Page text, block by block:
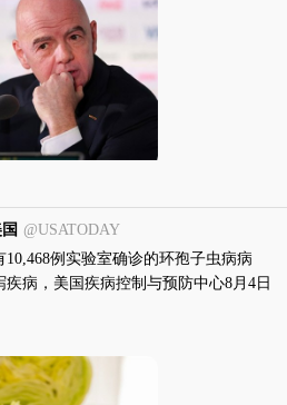
@USATODAY
10,468例实验室确诊的环孢子虫病病
病，美国疾病控制与预防中心8月4日